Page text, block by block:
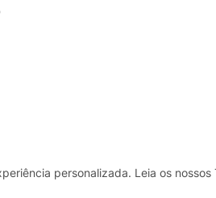
personalizada. Leia os nossos